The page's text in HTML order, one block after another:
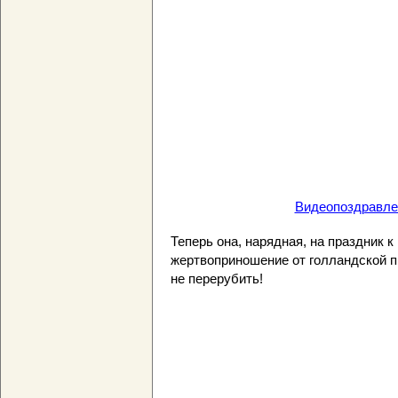
Теперь она, нарядная, на праздник
жертвоприношение от голландской
не перерубить!